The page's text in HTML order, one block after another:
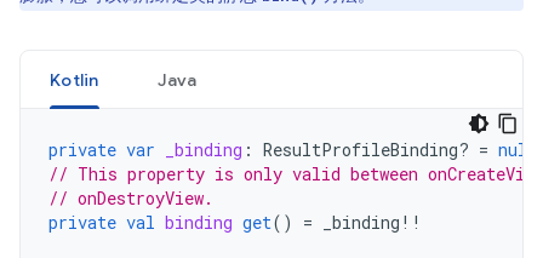
Kotlin Java
private var _binding : ResultProfileBinding? = null
// This property is only valid between
// onDestroyView.
private val binding get() = _binding !!